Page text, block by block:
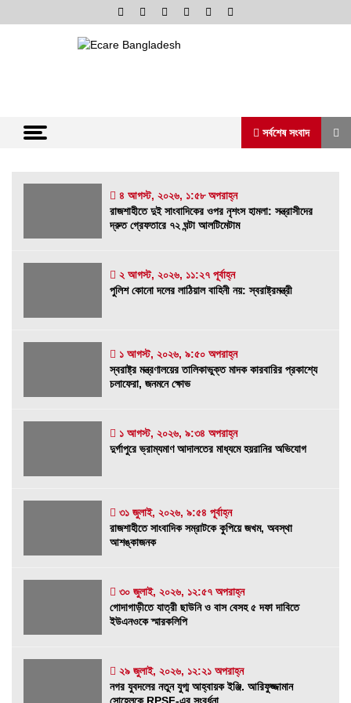
to
সর্বশেষ সংবাদ
রাজশাহীতে দুই সাংবাদিকের ওপর নৃশংস হামলা:
৪ আগস্ট, ২০২৬, ১:৫৮ অপরাহ্ন
স্বরাষ্ট্র মন্ত্রণালয়ের তালিকাভুক্ত মাদক কারবারির
প্রকাশ্যে চলাফেরা, জনমনে ক্ষোভ
দুর্গাপুরে ভ্রাম্যমাণ আদালতের মাধ্যমে হয়রানির
অভিযোগ
রাজশাহীতে সাংবাদিক সম্রাটকে কুপিয়ে জখম, অবস্থা
আশঙ্কাজনক
গোদাগাড়ীতে যাত্রী ছাউনি ও বাস বেসহ ৫ দফা দাবিতে
ইউএনওকে স্মারকলিপি
নগর যুবদলের নতুন যুগ্ম আহ্বায়ক ইঞ্জি. আরিফুজ্জামান
সোহেলকে RPSF-এর সংবর্ধনা
৪ আগস্ট, ২০২৬, ১:৫৮ অপরাহ্ন
রাজশাহীতে দুই সাংবাদিকের ওপর নৃশংস হামলা: সন্ত্রাসীদের
দ্রুত গ্রেফতারে ৭২ ঘন্টা আলটিমেটাম
২ আগস্ট, ২০২৬, ১১:২৭ পূর্বাহ্ন
পুলিশ কোনো দলের লাঠিয়াল বাহিনী নয়: স্বরাষ্ট্রমন্ত্রী
১ আগস্ট, ২০২৬, ৯:৫০ অপরাহ্ন
স্বরাষ্ট্র মন্ত্রণালয়ের তালিকাভুক্ত মাদক কারবারির প্রকাশ্যে
চলাফেরা, জনমনে ক্ষোভ
১ আগস্ট, ২০২৬, ৯:৩৪ অপরাহ্ন
দুর্গাপুরে ভ্রাম্যমাণ আদালতের মাধ্যমে হয়রানির অভিযোগ
৩১ জুলাই, ২০২৬, ৯:৫৪ পূর্বাহ্ন
রাজশাহীতে সাংবাদিক সম্রাটকে কুপিয়ে জখম, অবস্থা
আশঙ্কাজনক
৩০ জুলাই, ২০২৬, ১২:৫৭ অপরাহ্ন
গোদাগাড়ীতে যাত্রী ছাউনি ও বাস বেসহ ৫ দফা দাবিতে
ইউএনওকে স্মারকলিপি
২৯ জুলাই, ২০২৬, ১২:২১ অপরাহ্ন
নগর যুবদলের নতুন যুগ্ম আহ্বায়ক ইঞ্জি. আরিফুজ্জামান
সোহেলকে RPSF-এর সংবর্ধনা